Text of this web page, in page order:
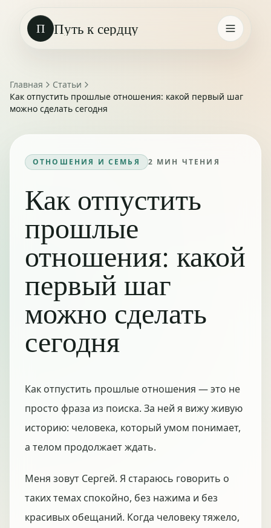
П Путь к сердцу
Главная
Статьи
Как отпустить прошлые отношения: какой первый шаг
можно сделать сегодня
ОТНОШЕНИЯ И СЕМЬЯ 2 МИН ЧТЕНИЯ
Как отпустить
прошлые
отношения: какой
первый шаг
можно сделать
сегодня
Как отпустить прошлые отношения — это не
просто фраза из поиска. За ней я вижу живую
историю: человека, который умом понимает,
а телом продолжает ждать.
Меня зовут Сергей. Я стараюсь говорить о
таких темах спокойно, без нажима и без
красивых обещаний. Когда человеку тяжело,